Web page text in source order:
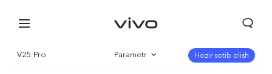
V25 Pro Parametr Hozir sotib olish